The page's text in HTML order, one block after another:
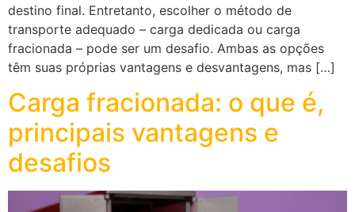
destino final. Entretanto, escolher o método de
transporte adequado – carga dedicada ou carga
fracionada – pode ser um desafio. Ambas as opções
têm suas próprias vantagens e desvantagens, mas […]
Carga fracionada: o que é,
principais vantagens e
desafios